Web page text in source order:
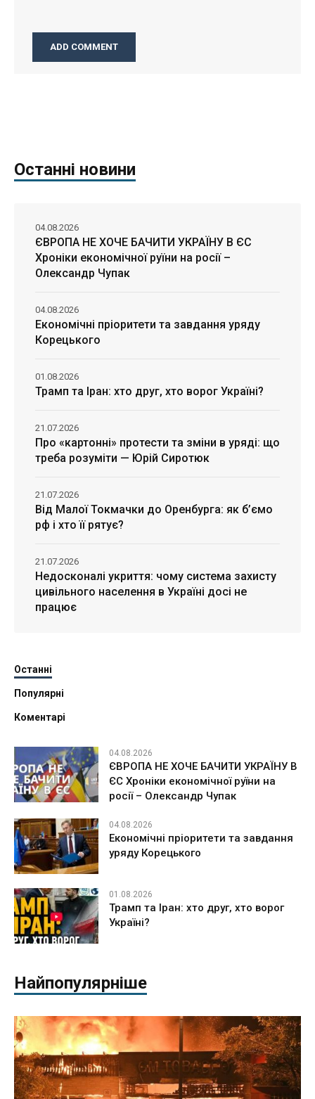
Останні новини
ЄВРОПА НЕ ХОЧЕ БАЧИТИ УКРАЇНУ В ЄС
Хроніки економічної руїни на росії –
Олександр Чупак
04.08.2026
Економічні пріоритети та завдання уряду
Корецького
04.08.2026
Трамп та Іран: хто друг, хто ворог Україні?
01.08.2026
Про «картонні» протести та зміни в уряді: що
треба розуміти — Юрій Сиротюк
21.07.2026
Від Малої Токмачки до Оренбурга: як б’ємо
рф і хто її рятує?
21.07.2026
Недосконалі укриття: чому система захисту
цивільного населення в Україні досі не
працює
21.07.2026
Останні
Популярні
Коментарі
04.08.2026
ЄВРОПА НЕ ХОЧЕ БАЧИТИ УКРАЇНУ В
ЄС Хроніки економічної руїни на
росії – Олександр Чупак
04.08.2026
Економічні пріоритети та завдання
уряду Корецького
01.08.2026
Трамп та Іран: хто друг, хто ворог
Україні?
Найпопулярніше